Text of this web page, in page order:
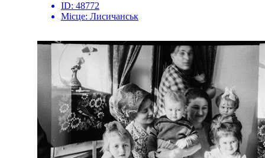
ID: 48772
Місце: Лисичанськ